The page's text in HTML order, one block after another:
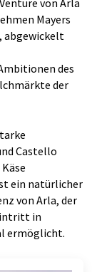
Mayers
abgewickelt
des
der
Castello
ein natürlicher
von Arla, der
in
ermöglicht.